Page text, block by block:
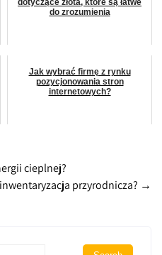
dotyczące złota, które są łatwe
do zrozumienia
Jak wybrać firmę z rynku
pozycjonowania stron
internetowych?
cieplnej?
przyrodnicza? →